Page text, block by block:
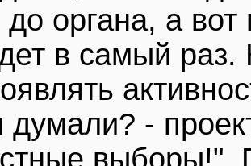
до органа, а вот
в самый
думали? -
выборы!".